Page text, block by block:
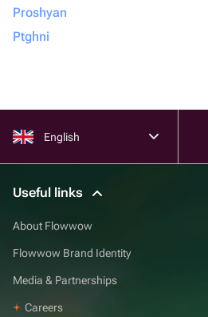
Proshyan
Ptghni
English
Useful links
About Flowwow
Flowwow Brand Identity
Media & Partnerships
Careers